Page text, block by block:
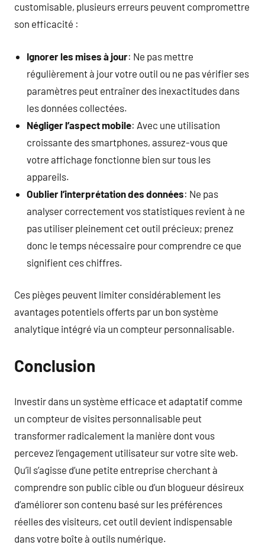
customisable, plusieurs erreurs peuvent compromettre
son efficacité :
Ignorer les mises à jour: Ne pas mettre
régulièrement à jour votre outil ou ne pas vérifier ses
paramètres peut entraîner des inexactitudes dans
les données collectées.
Négliger l’aspect mobile: Avec une utilisation
croissante des smartphones, assurez-vous que
votre affichage fonctionne bien sur tous les
appareils.
Oublier l’interprétation des données: Ne pas
analyser correctement vos statistiques revient à ne
pas utiliser pleinement cet outil précieux; prenez
donc le temps nécessaire pour comprendre ce que
signifient ces chiffres.
Ces pièges peuvent limiter considérablement les
avantages potentiels offerts par un bon système
analytique intégré via un compteur personnalisable.
Conclusion
Investir dans un système efficace et adaptatif comme
un compteur de visites personnalisable peut
transformer radicalement la manière dont vous
percevez l’engagement utilisateur sur votre site web.
Qu’il s’agisse d’une petite entreprise cherchant à
comprendre son public cible ou d’un blogueur désireux
d’améliorer son contenu basé sur les préférences
réelles des visiteurs, cet outil devient indispensable
dans votre boîte à outils numérique.